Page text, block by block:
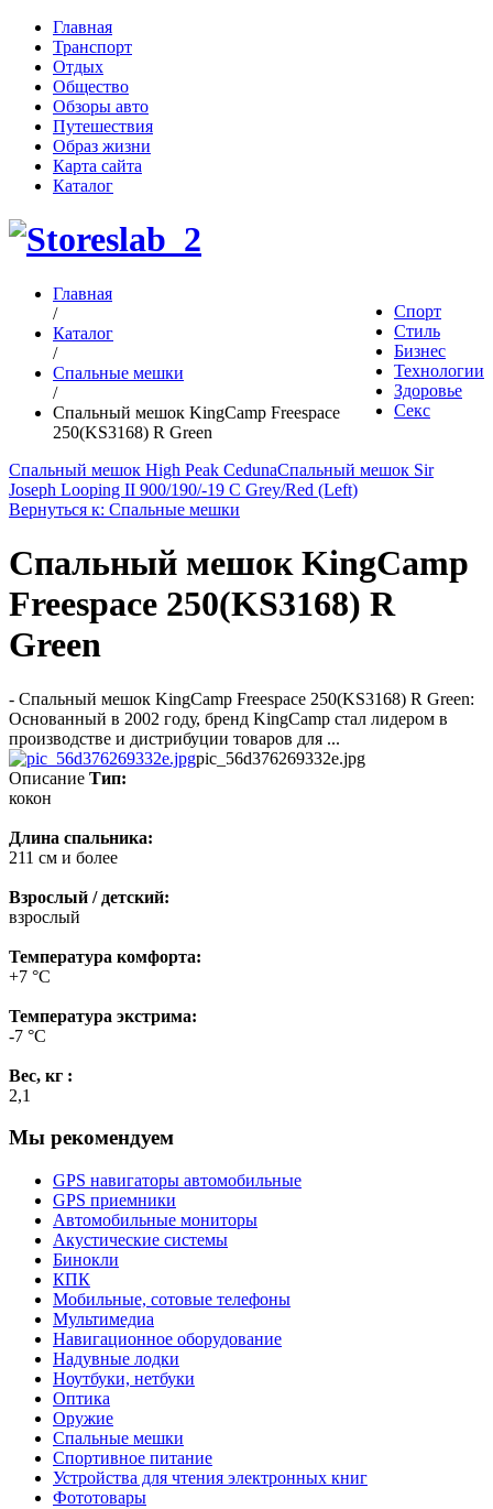
Главная
Транспорт
Отдых
Общество
Обзоры авто
Путешествия
Образ жизни
Карта сайта
Каталог
Спорт
Стиль
Бизнес
Технологии
Здоровье
Секс
Главная
/
Каталог
/
Спальные мешки
/
Спальный мешок KingCamp Freespace
250(KS3168) R Green
Спальный мешок High Peak CedunaСпальный мешок Sir
Joseph Looping II 900/190/-19 C Grey/Red (Left)
Вернуться к: Спальные мешки
Спальный мешок KingCamp
Freespace 250(KS3168) R
Green
- Спальный мешок KingCamp Freespace 250(KS3168) R Green:
Основанный в 2002 году, бренд KingCamp стал лидером в
производстве и дистрибуции товаров для ...
pic_56d376269332e.jpg
Описание Тип:
кокон
Длина спальника:
211 см и более
Взрослый / детский:
взрослый
Температура комфорта:
+7 °С
Температура экстрима:
-7 °C
Вес, кг :
2,1
Мы рекомендуем
GPS навигаторы автомобильные
GPS приемники
Автомобильные мониторы
Акустические системы
Бинокли
КПК
Мобильные, сотовые телефоны
Мультимедиа
Навигационное оборудование
Надувные лодки
Ноутбуки, нетбуки
Оптика
Оружие
Спальные мешки
Спортивное питание
Устройства для чтения электронных книг
Фототовары